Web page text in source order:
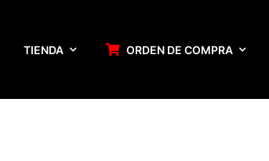
TIENDA ORDEN DE COMPRA